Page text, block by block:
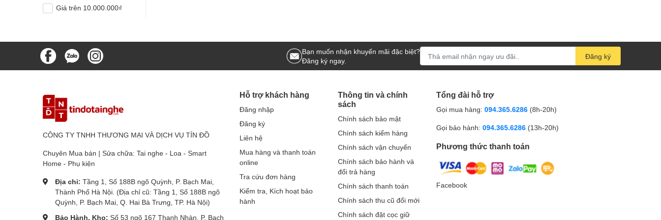
Giá trên 10.000.000₫
Bạn muốn nhận khuyến mãi đặc biệt?
Đăng ký ngay.
Đăng ký
CÔNG TY TNHH THƯƠNG MẠI VÀ DỊCH VỤ TÍN ĐỒ
Chuyên Mua bán | Sửa chữa: Tai nghe - Loa - Smart
Home - Phụ kiện
Địa chỉ: Tầng 1, Số 188B ngõ Quỳnh, P. Bạch Mai,
Thành Phố Hà Nội. (Địa chỉ cũ: Tầng 1, Số 188B ngõ
Quỳnh, P. Bạch Mai, Q. Hai Bà Trưng, TP. Hà Nội)
Bảo Hành, Kho: Số 53 ngõ 167 Thanh Nhàn, P. Bạch
Hỗ trợ khách hàng
Đăng nhập
Đăng ký
Liên hệ
Mua hàng và thanh toán
online
Tra cứu đơn hàng
Kiểm tra, Kích hoạt bảo
hành
Thông tin và chính
sách
Chính sách bảo mật
Chính sách kiểm hàng
Chính sách vận chuyển
Chính sách bảo hành và
đổi trả hàng
Chính sách thanh toán
Chính sách thu cũ đổi mới
Chính sách đặt cọc giữ
Tổng đài hỗ trợ
Gọi mua hàng: 094.365.6286 (8h-20h)
Gọi bảo hành: 094.365.6286 (13h-20h)
Phương thức thanh toán
Facebook